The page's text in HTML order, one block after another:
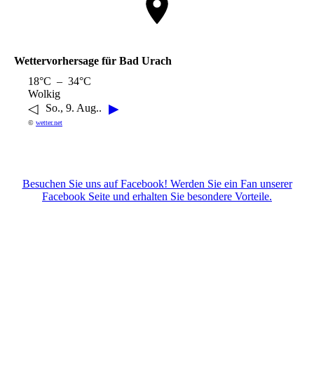
Wettervorhersage für Bad Urach
18°C – 34°C
Wolkig
◁ So., 9. Aug.. ▶
© wetter.net
Besuchen Sie uns auf Facebook! Werden Sie ein Fan unserer
Facebook Seite und erhalten Sie besondere Vorteile.